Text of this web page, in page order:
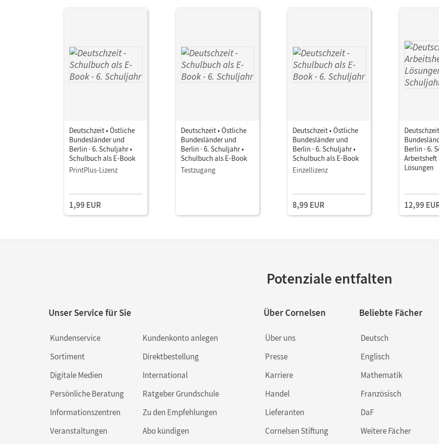
Deutschzeit • Östliche
Bundesländer und
Berlin · 6. Schuljahr •
Schulbuch als E-Book
PrintPlus-Lizenz
1,99 EUR
Deutschzeit • Östliche
Bundesländer und
Berlin · 6. Schuljahr •
Schulbuch als E-Book
Testzugang
Deutschzeit • Östliche
Bundesländer und
Berlin · 6. Schuljahr •
Schulbuch als E-Book
Einzellizenz
8,99 EUR
Berlin · 6.
Lösungen
12,99
Potenziale entfalten
Unser Service für Sie
Kundenservice
Sortiment
Digitale Medien
Persönliche Beratung
Informationszentren
Veranstaltungen
Kundenkonto anlegen
Direktbestellung
International
Ratgeber Grundschule
Zu den Empfehlungen
Abo kündigen
Über Cornelsen
Über uns
Presse
Karriere
Handel
Lieferanten
Cornelsen Stiftung
Beliebte Fächer
Deutsch
Englisch
Mathematik
Französisch
DaF
Weitere Fächer